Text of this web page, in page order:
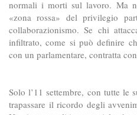
normali i morti sul lavoro. Ma
«zona rossa» del privilegio
collaborazionismo. Se chi
infiltrato, come si può definire
con un parlamentare, contratta
Solo l’11 settembre, con tutte le
trapassare il ricordo degli